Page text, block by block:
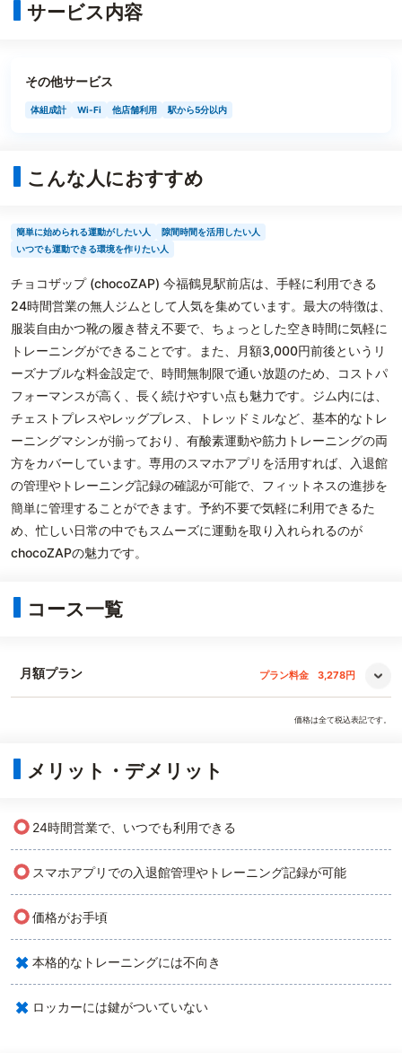
サービス内容
その他サービス
体組成計 Wi-Fi 他店舗利用 駅から5分以内
こんな人におすすめ
簡単に始められる運動がしたい人
隙間時間を活用したい人
いつでも運動できる環境を作りたい人
チョコザップ (chocoZAP) 今福鶴見駅前店は、手軽に利用できる
24時間営業の無人ジムとして人気を集めています。最大の特徴は、
服装自由かつ靴の履き替え不要で、ちょっとした空き時間に気軽に
トレーニングができることです。また、月額3,000円前後というリ
ーズナブルな料金設定で、時間無制限で通い放題のため、コストパ
フォーマンスが高く、長く続けやすい点も魅力です。ジム内には、
チェストプレスやレッグプレス、トレッドミルなど、基本的なトレ
ーニングマシンが揃っており、有酸素運動や筋力トレーニングの両
方をカバーしています。専用のスマホアプリを活用すれば、入退館
の管理やトレーニング記録の確認が可能で、フィットネスの進捗を
簡単に管理することができます。予約不要で気軽に利用できるた
め、忙しい日常の中でもスムーズに運動を取り入れられるのが
chocoZAPの魅力です。
コース一覧
月額プラン プラン料金 3,278円
価格は全て税込表記です。
メリット・デメリット
○ 24時間営業で、いつでも利用できる
○ スマホアプリでの入退館管理やトレーニング記録が可能
○価格がお手頃
× 本格的なトレーニングには不向き
× ロッカーには鍵がついていない